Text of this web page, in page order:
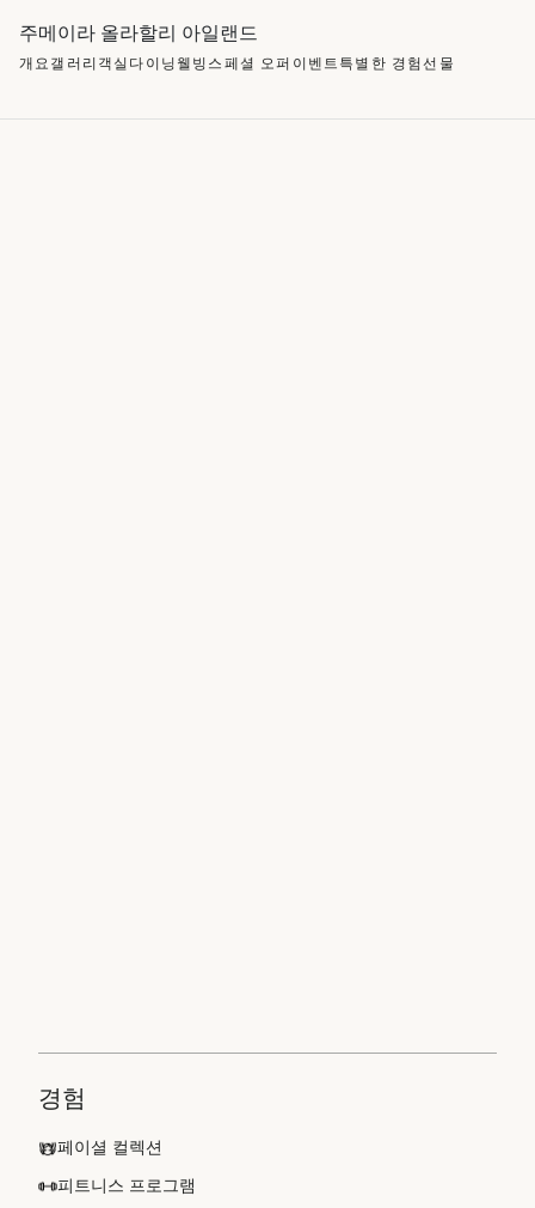
주메이라 올라할리 아일랜드
개요갤러리객실다이닝웰빙스페셜 오퍼이벤트특별한 경험선물
경험
페이셜 컬렉션
피트니스 프로그램